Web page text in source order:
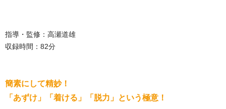
指導・監修：高瀬道雄
収録時間：82分
簡素にして精妙！
「あずけ」「着ける」「脱力」という極意！